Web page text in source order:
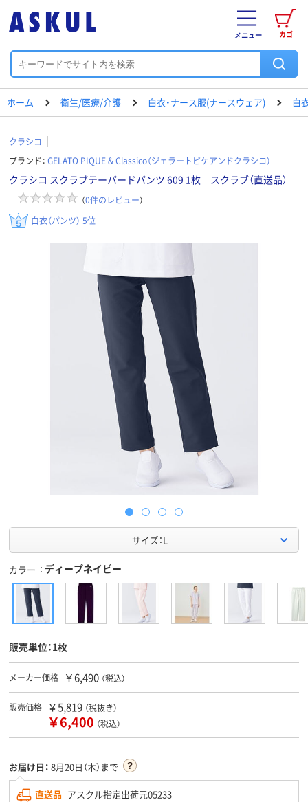
カゴ
メニュー
ホーム 衛生/医療/介護 白衣・ナース服(ナースウェア) 白
クラシコ
ブランド： GELATO PIQUE & Classico（ジェラートピケアンドクラシコ）
クラシコ スクラブテーパードパンツ 609 1枚 スクラブ（直送品）
（0件のレビュー）
白衣（パンツ） 5位
サイズ：L
カラー ディープネイビー
販売単位：1枚
メーカー価格 ￥6,490 （税込）
販売価格 ￥5,819 （税抜き）
￥6,400 （税込）
お届け日： 8月20日（木）まで
直送品 アスクル指定出荷元05233